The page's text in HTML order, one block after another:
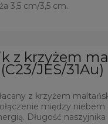
3,5 cm/3,5 cm.
z krzyżem
JES/31Au)
z krzyżem
między
Długość